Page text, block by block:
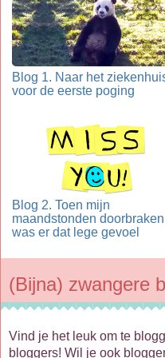
Blog 1. Naar het
voor de eerste poging
Blog 2. Toen mijn
maandstonden
was er dat lege gevoel
(Bijna) zwangere
Vind je het leuk om te
bloggers! Wil je ook